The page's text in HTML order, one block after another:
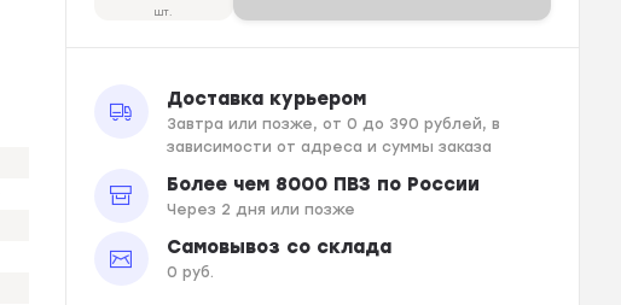
шт.
Доставка курьером
Завтра или позже, от 0 до 390 рублей, в
зависимости от адреса и суммы заказа
Более чем 8000 ПВЗ по России
Через 2 дня или позже
Самовывоз со склада
0 руб.